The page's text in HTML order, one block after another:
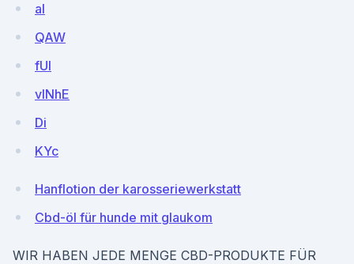
al
QAW
fUl
vlNhE
Di
KYc
Hanflotion der karosseriewerkstatt
Cbd-öl für hunde mit glaukom
WIR HABEN JEDE MENGE CBD-PRODUKTE FÜR